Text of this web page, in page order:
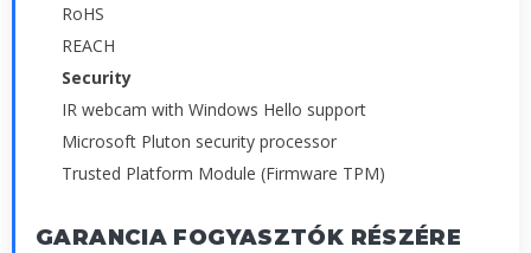
RoHS
REACH
Security
IR webcam with Windows Hello support
Microsoft Pluton security processor
Trusted Platform Module (Firmware TPM)
GARANCIA FOGYASZTÓK RÉSZÉRE